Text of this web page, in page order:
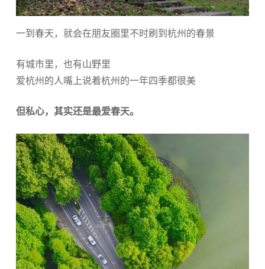
一到春天，就会在朋友圈里不时刷到杭州的春景
有城市里，也有山野里
爱杭州的人嘴上说着杭州的一年四季都很美
但私心，其实还是最爱春天。